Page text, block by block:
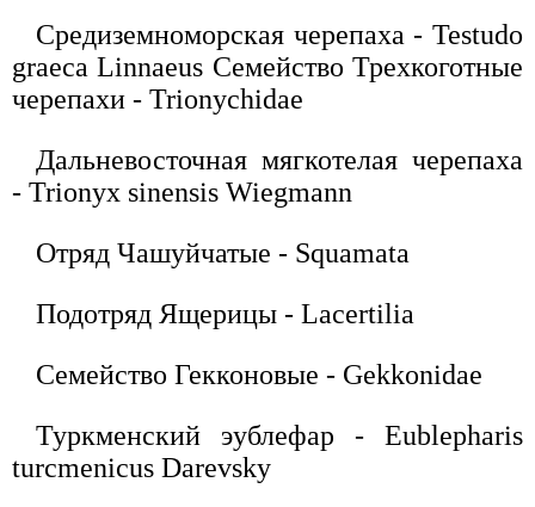
Средиземноморская черепаха - Testudo
graeca Linnaeus Семейство Трехкоготные
черепахи - Trionychidae
Дальневосточная мягкотелая черепаха
- Trionyx sinensis Wiegmann
Отряд Чашуйчатые - Squamata
Подотряд Ящерицы - Lacertilia
Семейство Гекконовые - Gekkonidae
Туркменский эублефар - Eublepharis
turcmenicus Darevsky